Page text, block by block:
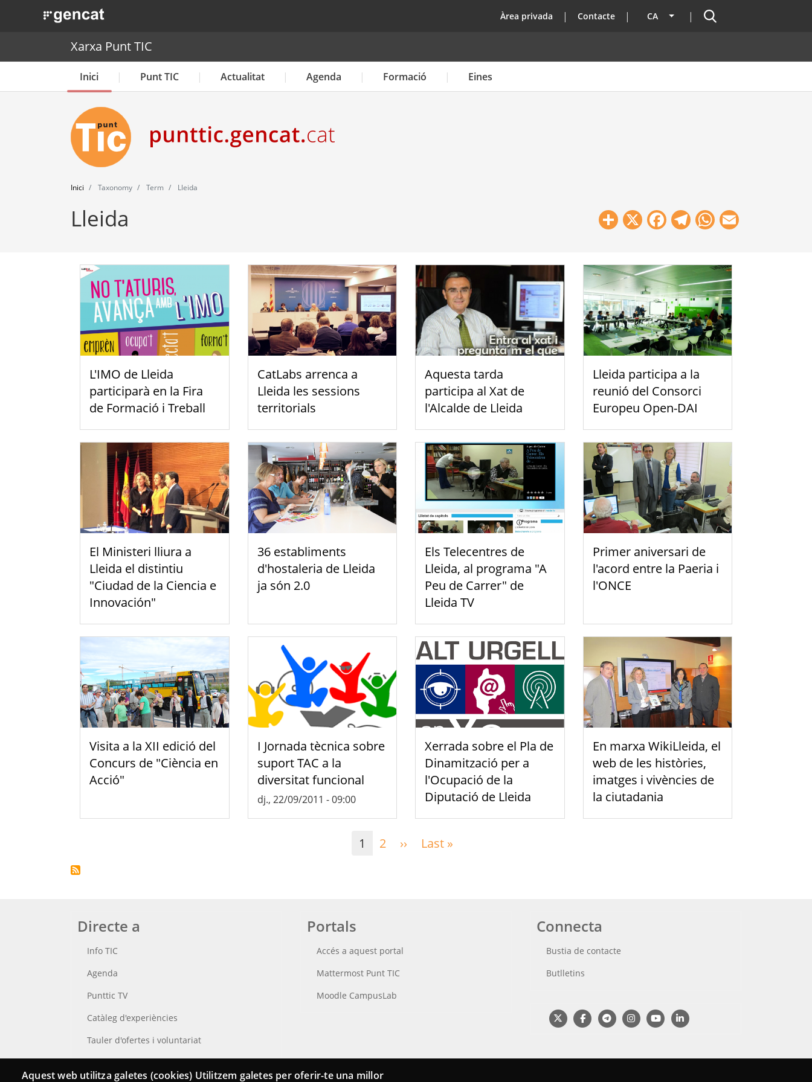
. Obre en una nova finestra. top
Àrea privada Contacte CA Llista les accions addicionals
Cercador
Xarxa Punt TIC
Inici Punt TIC Actualitat Agenda Formació Eines
Inici Taxonomy Term Lleida
Lleida Share
X Facebook
Telegram
WhatsApp
L'IMO de Lleida
participarà en la Fira
de Formació i Treball
CatLabs arrenca a
Lleida les sessions
territorials
Aquesta tarda
participa al Xat de
l'Alcalde de Lleida
Lleida participa a la
reunió del Consorci
Europeu Open-DAI
El Ministeri lliura a
Lleida el distintiu
"Ciudad de la Ciencia e
Innovación"
36 establiments
d'hostaleria de Lleida
ja són 2.0
Els Telecentres de
Lleida, al programa "A
Peu de Carrer" de
Lleida TV
Primer aniversari de
l'acord entre la Paeria i
l'ONCE
Visita a la XII edició del
Concurs de "Ciència en
Acció"
I Jornada tècnica sobre
suport TAC a la
diversitat funcional
dj., 22/09/2011 - 09:00
Xerrada sobre el Pla de
Dinamització per a
l'Ocupació de la
Diputació de Lleida
En marxa WikiLleida, el
web de les històries,
imatges i vivències de
la ciutadania
1 2 ›› Pàgina
Last »
Directe a
Info TIC
Agenda
Punttic TV
Catàleg d'experiències
Tauler d'ofertes i voluntariat
Cerca el teu Punt TIC
Portals
Accés a aquest portal
Mattermost Punt TIC
Moodle CampusLab
Connecta
Bustia de contacte
Butlletins
Aquest web utilitza galetes (cookies) Utilitzem galetes per oferir-te una millor